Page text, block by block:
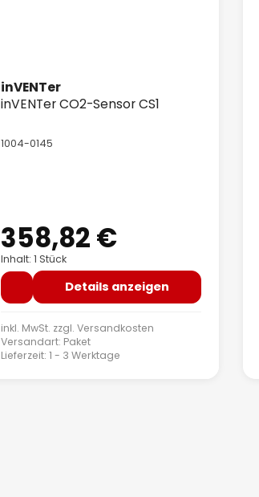
inVENTer
inVENTer CO2-Sensor CS1
1004-0145
Regulärer Preis:
358,82 €
Inhalt: 1 Stück
Details anzeigen
inkl. MwSt. zzgl. Versandkosten
Versandart: Paket
Lieferzeit: 1 - 3 Werktage